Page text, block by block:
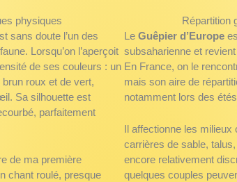
physiques
sans doute l’un des
Lorsqu’on l’aperçoit
de ses couleurs : un
roux et de vert,
Sa silhouette est
parfaitement
de ma première
chant roulé, presque
Répartition
Le Guêpier d’Europe
subsaharienne et
En France, on le
mais son aire de
notamment lors des
Il affectionne les milieux
carrières de sable,
encore relativement
quelques couples